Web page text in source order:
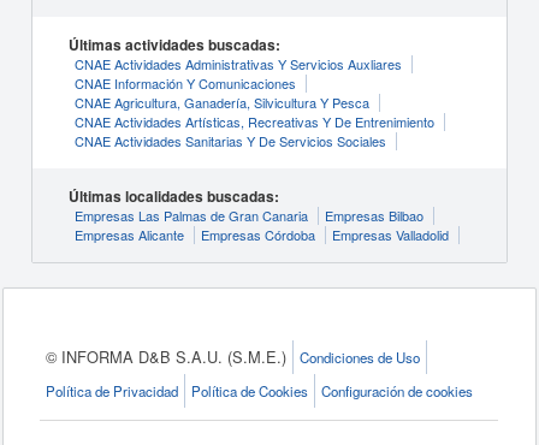
Últimas actividades buscadas:
CNAE Actividades Administrativas Y Servicios Auxliares
CNAE Información Y Comunicaciones
CNAE Agricultura, Ganadería, Silvicultura Y Pesca
CNAE Actividades Artísticas, Recreativas Y De Entrenimiento
CNAE Actividades Sanitarias Y De Servicios Sociales
Últimas localidades buscadas:
Empresas Las Palmas de Gran Canaria
Empresas Bilbao
Empresas Alicante
Empresas Córdoba Empresas Valladolid
© INFORMA D&B S.A.U. (S.M.E.)
Condiciones de Uso
Política de Privacidad
Política de Cookies Configuración de cookies